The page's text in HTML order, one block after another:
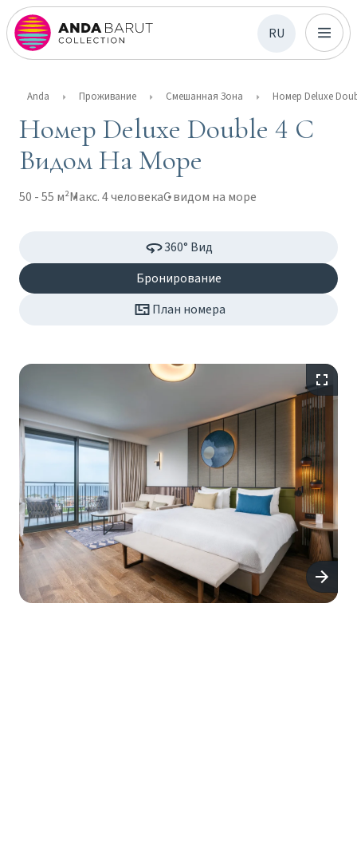
RU
Anda Проживание Смешанная Зона
Номер Deluxe Double 4 С
Видом На Море
50 - 55 м²Макс. 4 человекаС видом на море
360° Вид
Бронирование
План номера